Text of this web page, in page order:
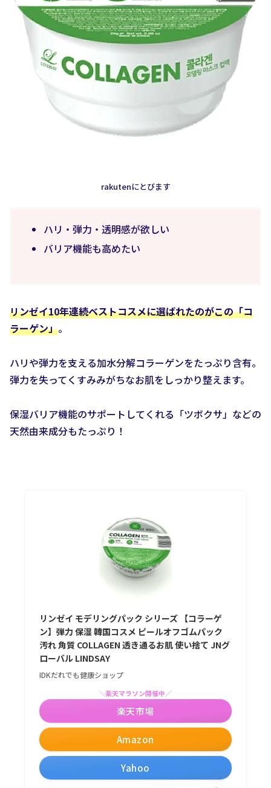
rakutenにとびます
ハリ・弾力・透明感が欲しい
バリア機能も高めたい
リンゼイ10年連続ベストコスメに選ばれたのがこの「コ
ラーゲン」。
ハリや弾力を支える加水分解コラーゲンをたっぷり含有。
弾力を失ってくすみみがちなお肌をしっかり整えます。
保湿バリア機能のサポートしてくれる「ツボクサ」などの
天然由来成分もたっぷり！
リンゼイ モデリングパック シリーズ 【コラーゲ
ン】弾力 保湿 韓国コスメ ピールオフゴムパック
汚れ 角質 COLLAGEN 透き通るお肌 使い捨て JNグ
ローバル LINDSAY
IDKだれでも健康ショップ
Amazon
＼楽天マラソン開催中／
楽天市場
Yahoo